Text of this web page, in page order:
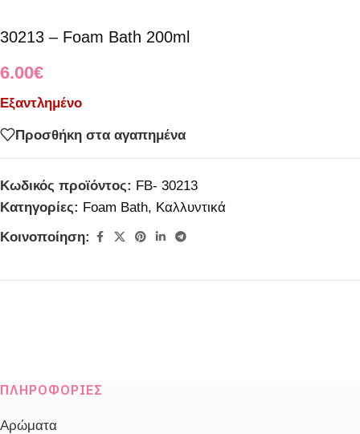
30213 – Foam Bath 200ml
6.00€
Εξαντλημένο
Προσθήκη στα αγαπημένα
Κωδικός προϊόντος: FB- 30213
Κατηγορίες: Foam Bath, Καλλυντικά
Κοινοποίηση:
ΠΛΗΡΟΦΟΡΊΕΣ
Αρώματα